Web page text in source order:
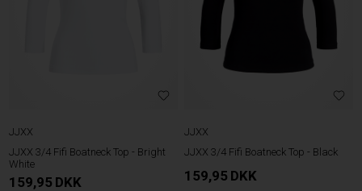
JJXX
JJXX 3/4 Fifi Boatneck Top - Bright
White
159,95 DKK
JJXX
JJXX 3/4 Fifi Boatneck Top - Black
159,95 DKK